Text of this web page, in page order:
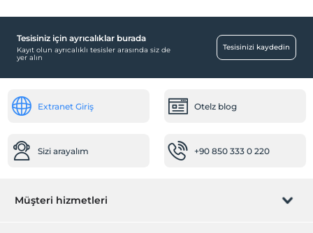
Tesisiniz için ayrıcalıklar burada
Kayıt olun ayrıcalıklı tesisler arasında siz de
yer alın
Tesisinizi kaydedin
Extranet Giriş Otelz blog
Sizi arayalım +90 850 333 0 220
Müşteri hizmetleri